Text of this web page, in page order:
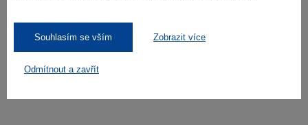
Souhlasím se vším Zobrazit více
Odmítnout a zavřít
Odebírat